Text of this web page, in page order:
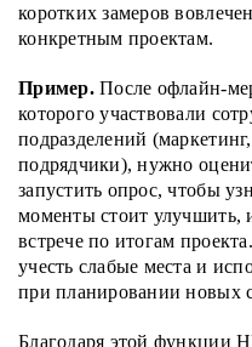
коротких замеров
конкретным проектам.
Пример.После офлайн-
которого участвовали
подразделений
подрядчики), нужно
запустить опрос, чтобы
моменты стоит улучшить,
встрече по итогам
учесть слабые места и
при планировании новых
Благодаря этой функции